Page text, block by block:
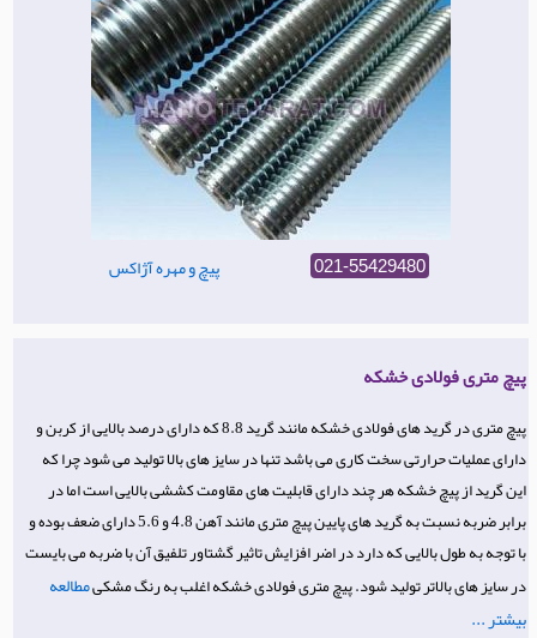
پیچ و مهره آژاکس 021-55429480
پیچ متری فولادی خشکه
پیچ متری در گرید های فولادی خشکه مانند گرید 8.8 که دارای درصد بالایی از کربن و
دارای عملیات حرارتی سخت کاری می باشد تنها در سایز های بالا تولید می شود چرا که
این گرید از پیچ خشکه هر چند دارای قابلیت های مقاومت کششی بالایی است اما در
برابر ضربه نسبت به گرید های پایین پیچ متری مانند آهن 4.8 و 5.6 دارای ضعف بوده و
با توجه به طول بالایی که دارد در اضر افزایش تاثیر گشتاور تلفیق آن با ضربه می بایست
در سایز های بالاتر تولید شود. پیچ متری فولادی خشکه اغلب به رنگ مشکیمطالعه
بیشتر ...